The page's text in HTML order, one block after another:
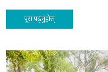
पूरा पढ्नुहोस्